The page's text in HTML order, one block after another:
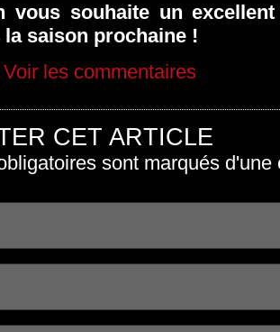
vous souhaite un
la saison prochaine !
les commentaires
CET ARTICLE
sont marqués d'une